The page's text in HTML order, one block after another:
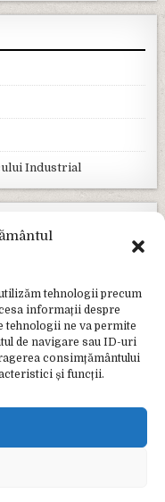
tehnologii precum
informații despre
tehnologii ne va permite
de navigare sau ID-uri
consimțământului
și funcții.
Industrial